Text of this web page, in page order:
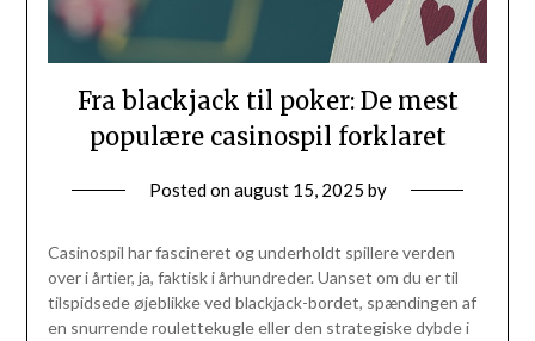
Fra blackjack til poker: De mest
populære casinospil forklaret
Posted onaugust 15, 2025 by
Casinospil har fascineret og underholdt spillere verden
over i årtier, ja, faktisk i århundreder. Uanset om du er til
tilspidsede øjeblikke ved blackjack-bordet, spændingen af
en snurrende roulettekugle eller den strategiske dybde i